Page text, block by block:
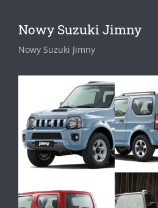
Nowy Suzuki Jimny
Nowy Suzuki Jimny